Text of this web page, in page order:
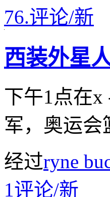
76.评论/新
西装外星
下午1点在x
军，奥运
经过ryne
1评论/新